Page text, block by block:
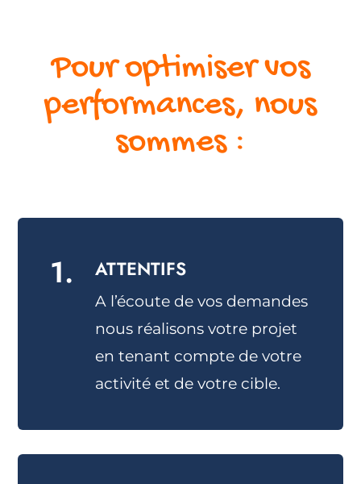
Pour optimiser vos
performances, nous
sommes :
1. ATTENTIFS
A l’écoute de vos demandes
nous réalisons votre projet
en tenant compte de votre
activité et de votre cible.